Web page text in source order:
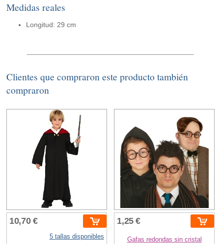
Medidas reales
Longitud: 29 cm
Clientes que compraron este producto también
compraron
10,70 €
5 tallas disponibles
1,25 €
Gafas redondas sin cristal